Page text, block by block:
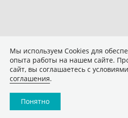
Мы используем Сookies для
опыта работы на нашем сайте.
сайт, вы соглашаетесь с условиями
соглашения.
Понятно